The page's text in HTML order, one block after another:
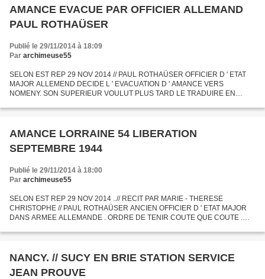
AMANCE EVACUE PAR OFFICIER ALLEMAND
PAUL ROTHAÜSER
Publié le 29/11/2014 à 18:09
Par archimeuse55
SELON EST REP 29 NOV 2014 // PAUL ROTHAÜSER OFFICIER D ' ETAT
MAJOR ALLEMEND DECIDE L ' EVACUATION D ' AMANCE VERS
NOMENY. SON SUPERIEUR VOULUT PLUS TARD LE TRADUIRE EN
VICTIME D ' UN ACCIDENT DE VOITURE...
AMANCE LORRAINE 54 LIBERATION
SEPTEMBRE 1944
Publié le 29/11/2014 à 18:00
Par archimeuse55
SELON EST REP 29 NOV 2014 ..// RECIT PAR MARIE - THERESE
CHRISTOPHE // PAUL ROTHAÜSER ANCIEN OFFICIER D ' ETAT MAJOR
DANS ARMEE ALLEMANDE . ORDRE DE TENIR COUTE QUE COUTE .
LA STATEGIE . DES...
NANCY. // SUCY EN BRIE STATION SERVICE
JEAN PROUVE